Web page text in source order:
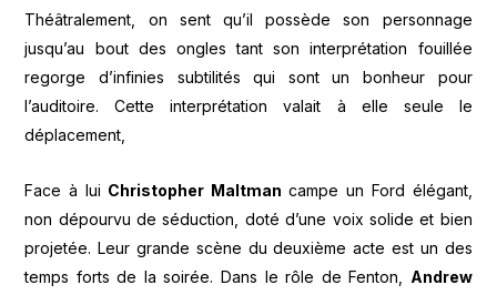
Théâtralement, on sent qu’il possède son personnage
jusqu’au bout des ongles tant son interprétation fouillée
regorge d’infinies subtilités qui sont un bonheur pour
l’auditoire. Cette interprétation valait à elle seule le
déplacement,
Face à lui Christopher Maltman campe un Ford élégant,
non dépourvu de séduction, doté d’une voix solide et bien
projetée. Leur grande scène du deuxième acte est un des
temps forts de la soirée. Dans le rôle de Fenton, Andrew